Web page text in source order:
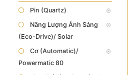
Pin (Quartz)
Năng Lượng Ánh Sáng
(Eco-Drive)/ Solar
Cơ (Automatic)/
Powermatic 80